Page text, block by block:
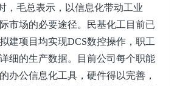
，毛总表示，以信息化带动工业
市场的必要途径。民基化工目前已
建项目均实现DCS数控操作，职工
细的生产数据。目前公司每个职能
办公信息化工具，硬件得以完善，